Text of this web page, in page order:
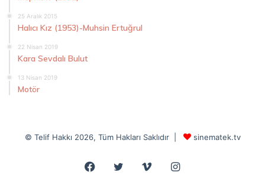
25 Aralık 2015
Halıcı Kız (1953)-Muhsin Ertuğrul
22 Nisan 2019
Kara Sevdalı Bulut
13 Nisan 2019
Motör
© Telif Hakkı 2026, Tüm Hakları Saklıdır | sinematek.tv
Facebook
Twitter VimeoInstagram